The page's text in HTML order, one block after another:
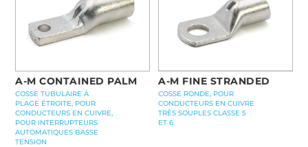
A-M CONTAINED PALM
COSSE TUBULAIRE À
PLAGE ÉTROITE, POUR
CONDUCTEURS EN CUIVRE,
POUR INTERRUPTEURS
AUTOMATIQUES BASSE
TENSION
A-M FINE STRANDED
COSSE RONDE, POUR
CONDUCTEURS EN CUIVRE
TRÈS SOUPLES CLASSE 5
ET 6